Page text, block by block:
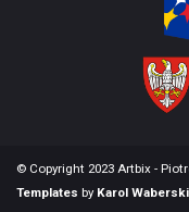
© Copyright 2023 Artbix -
Templates by Karol Waberski